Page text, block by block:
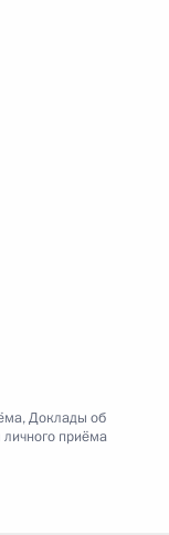
,Доклады об
личного приёма